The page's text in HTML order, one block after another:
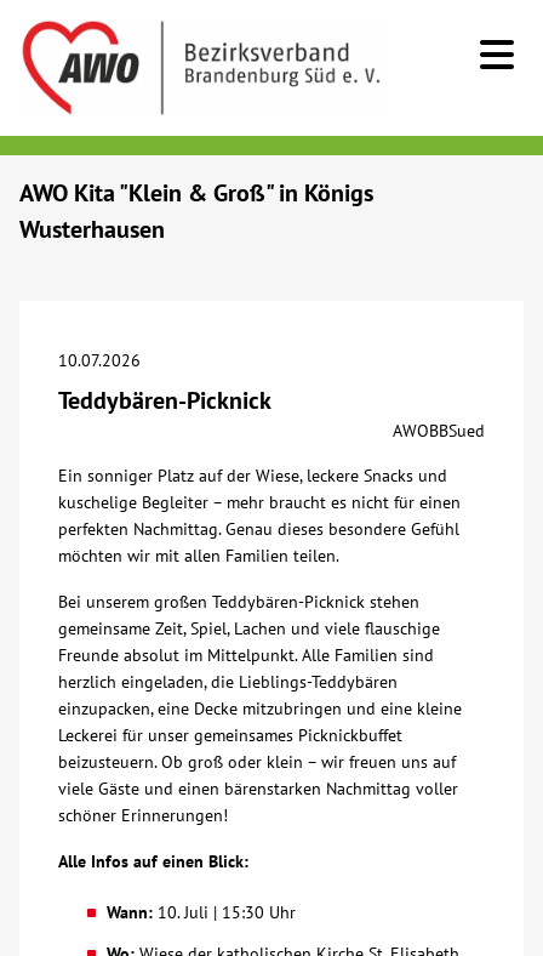
Senioren
Bildung
Veranstaltungen
Spenden
Mitmachen
Karriere
AWO Kita "Klein & Groß" in Königs
Wusterhausen
10.07.2026
Teddybären-Picknick
AWOBBSued
Ein sonniger Platz auf der Wiese, leckere Snacks und
kuschelige Begleiter – mehr braucht es nicht für einen
perfekten Nachmittag. Genau dieses besondere Gefühl
möchten wir mit allen Familien teilen.
Bei unserem großen Teddybären-Picknick stehen
gemeinsame Zeit, Spiel, Lachen und viele flauschige
Freunde absolut im Mittelpunkt. Alle Familien sind
herzlich eingeladen, die Lieblings-Teddybären
einzupacken, eine Decke mitzubringen und eine kleine
Leckerei für unser gemeinsames Picknickbuffet
beizusteuern. Ob groß oder klein – wir freuen uns auf
viele Gäste und einen bärenstarken Nachmittag voller
schöner Erinnerungen!
Alle Infos auf einen Blick:
Wann: 10. Juli | 15:30 Uhr